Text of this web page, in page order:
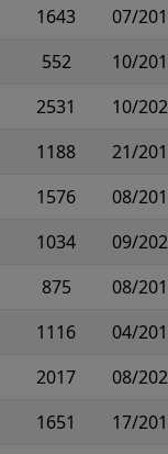
1643
07/
552
10/
2531
10/
1188
21/
1576
08/
1034
09/
875
08/
1116
04/
2017
08/
1651
17/